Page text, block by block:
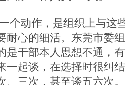
个动作，是组织上与这
耐心的细活。东莞市委
是干部本人思想不通，
一起谈，在选择时很纠
、三次，甚至谈五六次